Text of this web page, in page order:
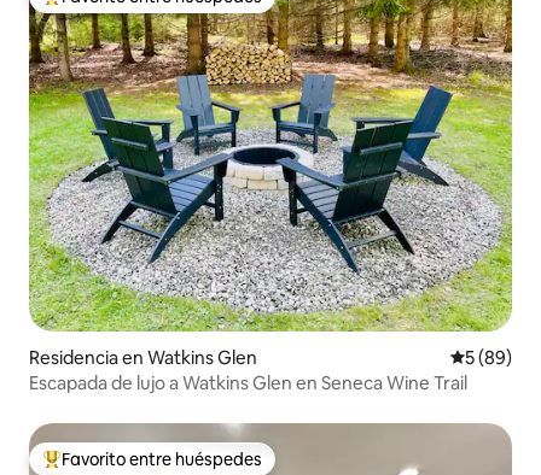
De los mejores en Favorito entre huéspedes
Residencia en Watkins Glen
5 (89)
Escapada de lujo a Watkins Glen en Seneca Wine Trail
De los mejores en Favorito entre huéspedes
Favorito entre huéspedes